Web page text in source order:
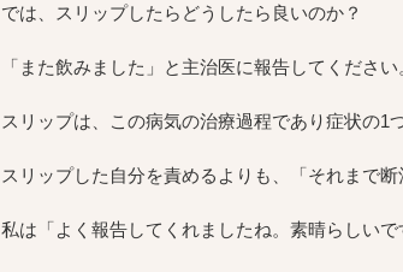
では、スリップしたらどうしたら良いのか？
「また飲みました」と主治医に報告してくださ
スリップは、この病気の治療過程であり症状の1
スリップした自分を責めるよりも、「それまで
私は「よく報告してくれましたね。素晴らしいで